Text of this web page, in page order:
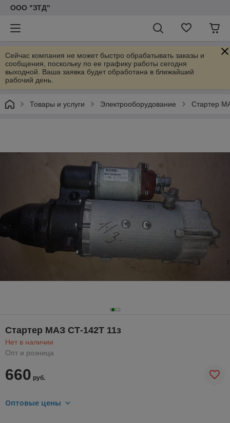
ООО "ЗТД"
Сейчас компания не может быстро обрабатывать заказы и
сообщения, поскольку по ее графику работы сегодня
выходной. Ваша заявка будет обработана в ближайший
рабочий день.
Товары и услуги Электрооборудование Стартер
Стартер МАЗ СТ-142Т 11з
Нет в наличии
Опт и розница
660 руб.
Оптовые цены